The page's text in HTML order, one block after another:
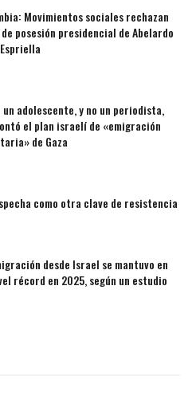
Movimientos sociales rechazan
posesión presidencial de Abelardo
un adolescente, y no un periodista,
el plan israelí de «emigración
de Gaza
como otra clave de resistencia
desde Israel se mantuvo en
récord en 2025, según un estudio